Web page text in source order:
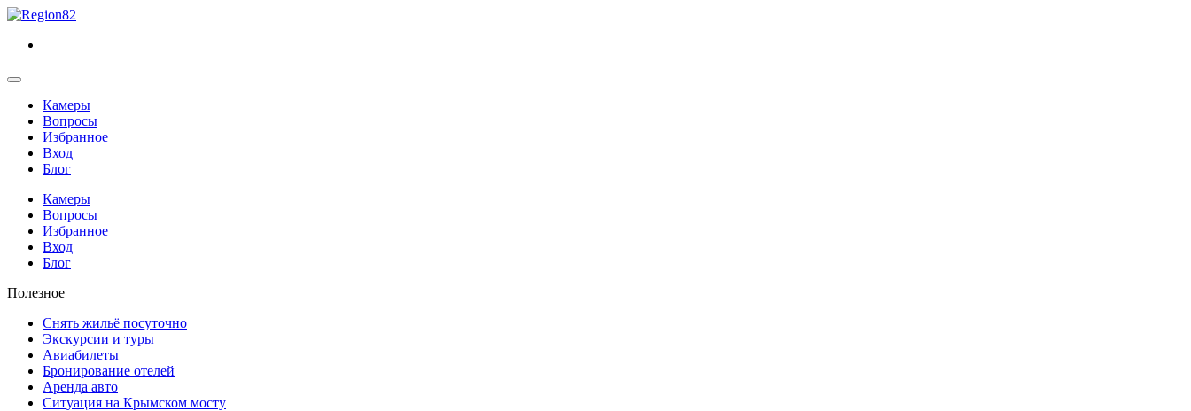
Камеры
Вопросы
Избранное
Вход
Блог
Камеры
Вопросы
Избранное
Вход
Блог
Полезное
Снять жильё посуточно
Экскурсии и туры
Авиабилеты
Бронирование отелей
Аренда авто
Ситуация на Крымском мосту